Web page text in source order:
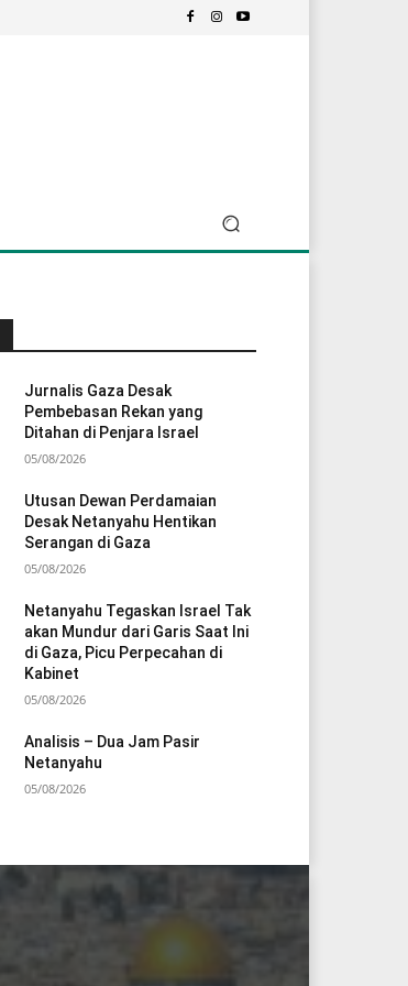
Jurnalis Gaza Desak
Pembebasan Rekan yang
Ditahan di Penjara Israel
05/08/2026
Utusan Dewan Perdamaian
Desak Netanyahu Hentikan
Serangan di Gaza
05/08/2026
Netanyahu Tegaskan Israel Tak
akan Mundur dari Garis Saat Ini
di Gaza, Picu Perpecahan di
Kabinet
05/08/2026
Analisis – Dua Jam Pasir
Netanyahu
05/08/2026